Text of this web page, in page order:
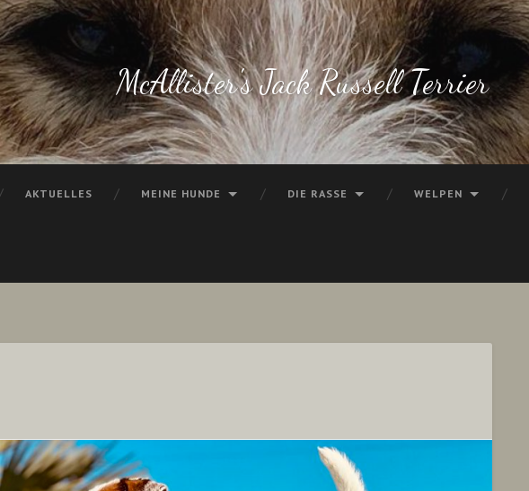
McAllister's Jack Russell Terrier
AKTUELLES MEINE HUNDE DIE RASSE WELPEN